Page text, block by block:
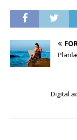
Digital